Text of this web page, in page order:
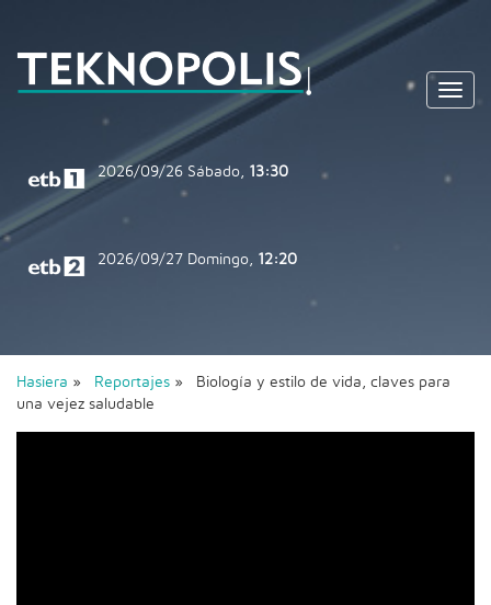
2026/09/26 Sábado, 13:30
2026/09/27 Domingo, 12:20
Hasiera » Reportajes » Biología y estilo de vida, claves para
una vejez saludable